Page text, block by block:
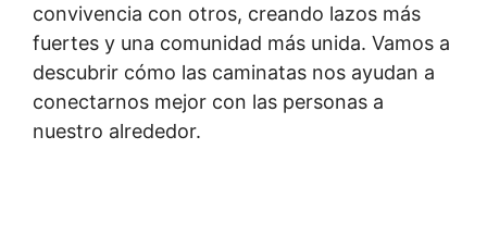
convivencia con otros, creando lazos más
fuertes y una comunidad más unida. Vamos a
descubrir cómo las caminatas nos ayudan a
conectarnos mejor con las personas a
nuestro alrededor.